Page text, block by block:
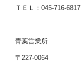
ＴＥＬ：045-716-
青葉営業所
〒227-0064